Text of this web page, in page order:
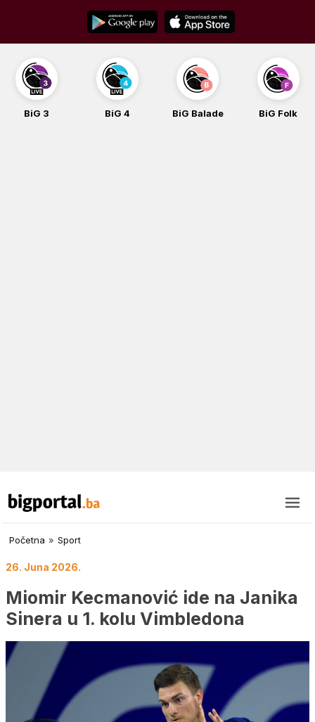
content
BiG 3 BiG 4 BiG Balade BiG Folk
Početna » Sport
26. Juna 2026.
Miomir Kecmanović ide na Janika
Sinera u 1. kolu Vimbledona